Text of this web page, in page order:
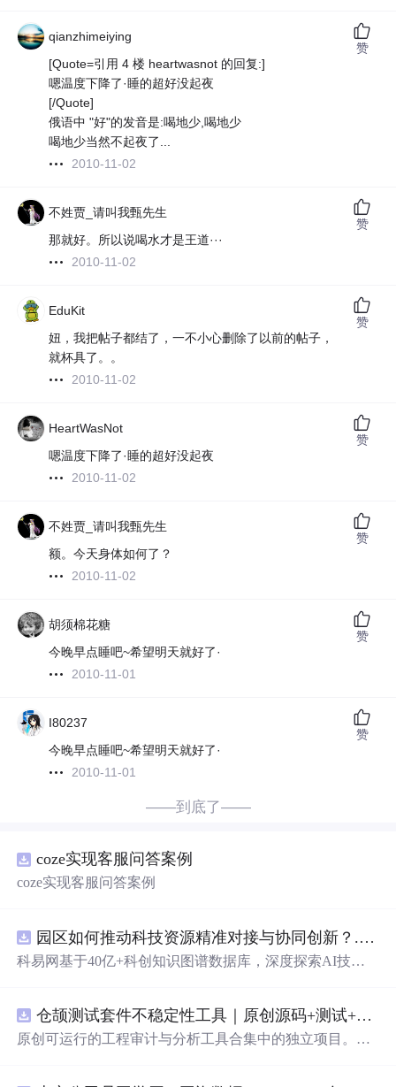
qianzhimeiying
[Quote=引用 4 楼 heartwasnot 的回复:]
嗯温度下降了·睡的超好没起夜
[/Quote]
俄语中 "好"的发音是:喝地少,喝地少
喝地少当然不起夜了...
2010-11-02
赞
不姓贾_请叫我甄先生
那就好。所以说喝水才是王道···
2010-11-02
赞
EduKit
妞，我把帖子都结了，一不小心删除了以前的帖子，
就杯具了。。
2010-11-02
赞
HeartWasNot
嗯温度下降了·睡的超好没起夜
2010-11-02
赞
不姓贾_请叫我甄先生
额。今天身体如何了？
2010-11-02
赞
胡须棉花糖
今晚早点睡吧~希望明天就好了·
2010-11-01
赞
I80237
今晚早点睡吧~希望明天就好了·
2010-11-01
赞
——到底了——
coze实现客服问答案例
coze实现客服问答案例
园区如何推动科技资源精准对接与协同创新？.docx
科易网基于40亿+科创知识图谱数据库，深度探索AI技术
新领域的AI+数智化解决方案，推动科技创新与产业创新
智能化发展。
仓颉测试套件不稳定性工具｜原创源码+测试+离线报告
原创可运行的工程审计与分析工具合集中的独立项目。每